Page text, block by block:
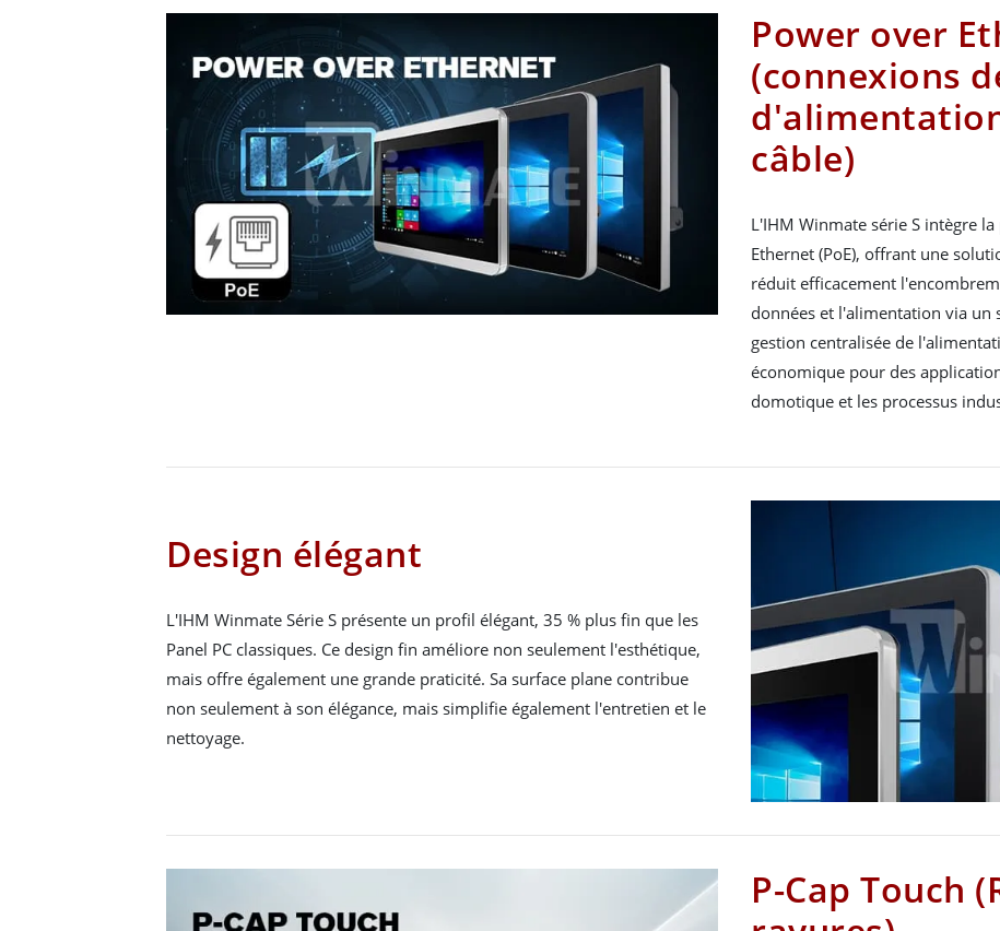
Power over
(connexions
câble)
L'IHM Winmate série S intègre
Ethernet (PoE), offrant une
réduit efficacement
données et l'alimentation via un
gestion centralisée de
économique pour des
domotique et les processus
Design élégant
L'IHM Winmate Série S présente un profil élégant, 35 % plus fin que les
Panel PC classiques. Ce design fin améliore non seulement l'esthétique,
mais offre également une grande praticité. Sa surface plane contribue
non seulement à son élégance, mais simplifie également l'entretien et le
nettoyage.
P-Cap Touch